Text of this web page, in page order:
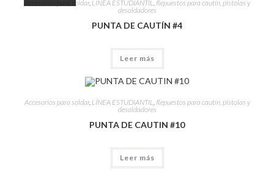
Accesorios para soldar, LÍNEA ESTUDIANTIL Repuestos para cautín, pistolas y
desoldadores
PUNTA DE CAUTÍN #4
Leer más
Accesorios para soldar, LÍNEA ESTUDIANTIL Repuestos para cautín, pistolas y
desoldadores
PUNTA DE CAUTIN #10
Leer más